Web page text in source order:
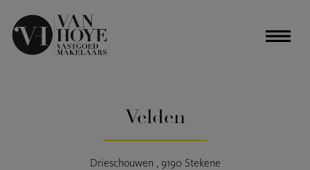
Velden
Drieschouwen , 9190 Stekene